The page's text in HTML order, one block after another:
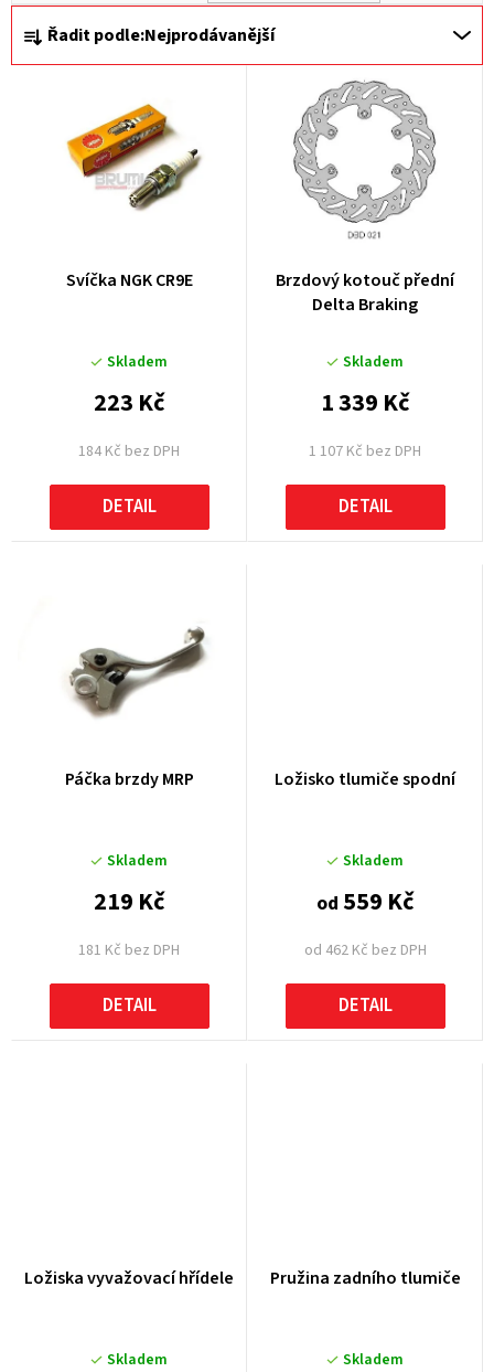
Ř
a
Řadit podle:Nejprodávanější
Svíčka NGK CR9E
Skladem
184 Kč bez DPH
223 Kč
DETAIL
Brzdový kotouč přední
Delta Braking
Skladem
1 107 Kč bez DPH
1 339 Kč
DETAIL
Páčka brzdy MRP
Skladem
181 Kč bez DPH
219 Kč
DETAIL
Ložisko tlumiče spodní
Skladem
od 462 Kč bez DPH
od 559 Kč
DETAIL
Ložiska vyvažovací hřídele
Skladem
Pružina zadního tlumiče
Skladem